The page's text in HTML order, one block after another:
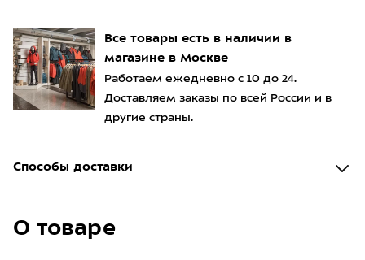
Все товары есть в наличии в
магазине в Москве
Работаем ежедневно с 10 до 24.
Доставляем заказы по всей России и в
другие страны.
Способы доставки
О товаре